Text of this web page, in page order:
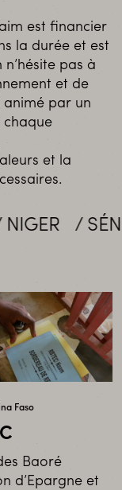
est financier
la durée et est
pas à
et de
animé par un
et la
Faso
Baoré
d’Epargne et